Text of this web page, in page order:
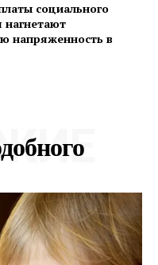
социального
нагнетают
напряженность в